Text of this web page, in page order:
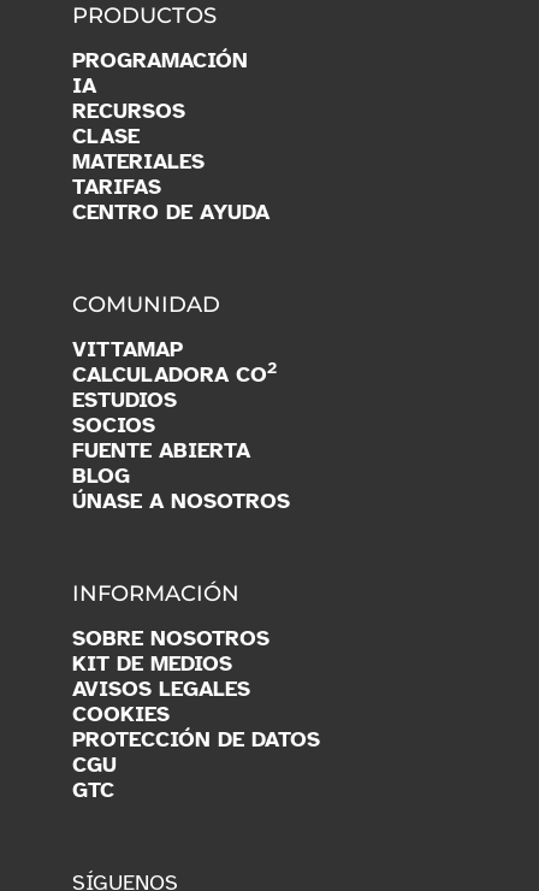
PRODUCTOS
PROGRAMACIÓN
IA
RECURSOS
CLASE
MATERIALES
TARIFAS
CENTRO DE AYUDA
COMUNIDAD
VITTAMAP
CALCULADORA CO2
ESTUDIOS
SOCIOS
FUENTE ABIERTA
BLOG
ÚNASE A NOSOTROS
INFORMACIÓN
SOBRE NOSOTROS
KIT DE MEDIOS
AVISOS LEGALES
COOKIES
PROTECCIÓN DE DATOS
CGU
GTC
SÍGUENOS